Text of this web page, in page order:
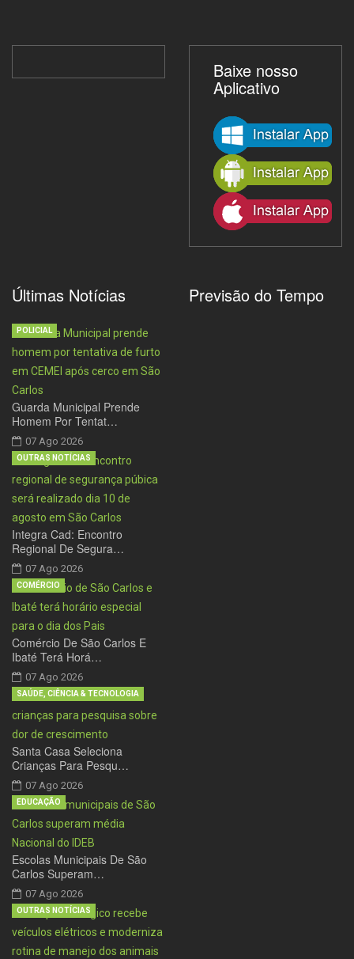
Baixe nosso
Aplicativo
Últimas Notícias
Guarda Municipal Prende
Homem Por Tentat…
07 Ago 2026
POLICIAL
Integra Cad: Encontro
Regional De Segura…
07 Ago 2026
OUTRAS NOTÍCIAS
Comércio De São Carlos E
Ibaté Terá Horá…
07 Ago 2026
COMÉRCIO
Santa Casa Seleciona
Crianças Para Pesqu…
07 Ago 2026
SAÚDE, CIÊNCIA & TECNOLOGIA
Escolas Municipais De São
Carlos Superam…
07 Ago 2026
EDUCAÇÃO
OUTRAS NOTÍCIAS
Previsão do Tempo